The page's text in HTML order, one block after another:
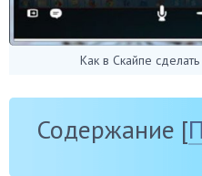
Как в Скайпе
Содержание [